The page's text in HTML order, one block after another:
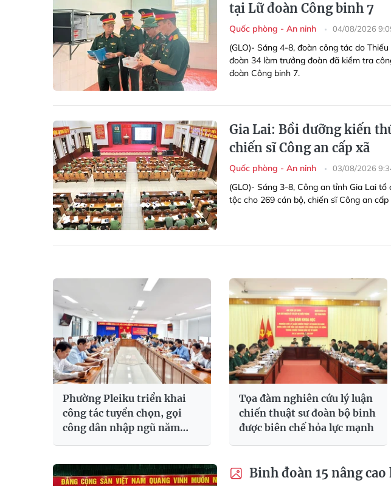
tại Lữ đoàn Công binh 7
Quốc phòng - An ninh 04/08/2026
(GLO)- Sáng 4-8, đoàn công tác do
đoàn 34 làm trưởng đoàn đã kiểm tra
đoàn Công binh 7.
Gia Lai: Bồi dưỡng kiến
chiến sĩ Công an cấp xã
Quốc phòng - An ninh 03/08/2026
(GLO)- Sáng 3-8, Công an tỉnh Gia Lai
tộc cho 269 cán bộ, chiến sĩ Công an
Phường Pleiku triển khai
công tác tuyển chọn, gọi
công dân nhập ngũ năm
2027
Tọa đàm nghiên cứu lý luận
chiến thuật sư đoàn bộ binh
được biên chế hỏa lực mạnh
Binh đoàn 15 nâng